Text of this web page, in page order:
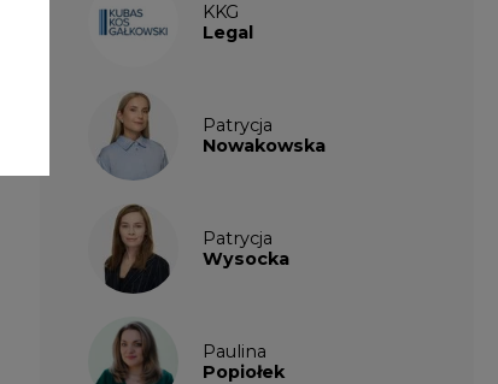
KKG
Legal
Patrycja
Nowakowska
Patrycja
Wysocka
Paulina
Popiołek